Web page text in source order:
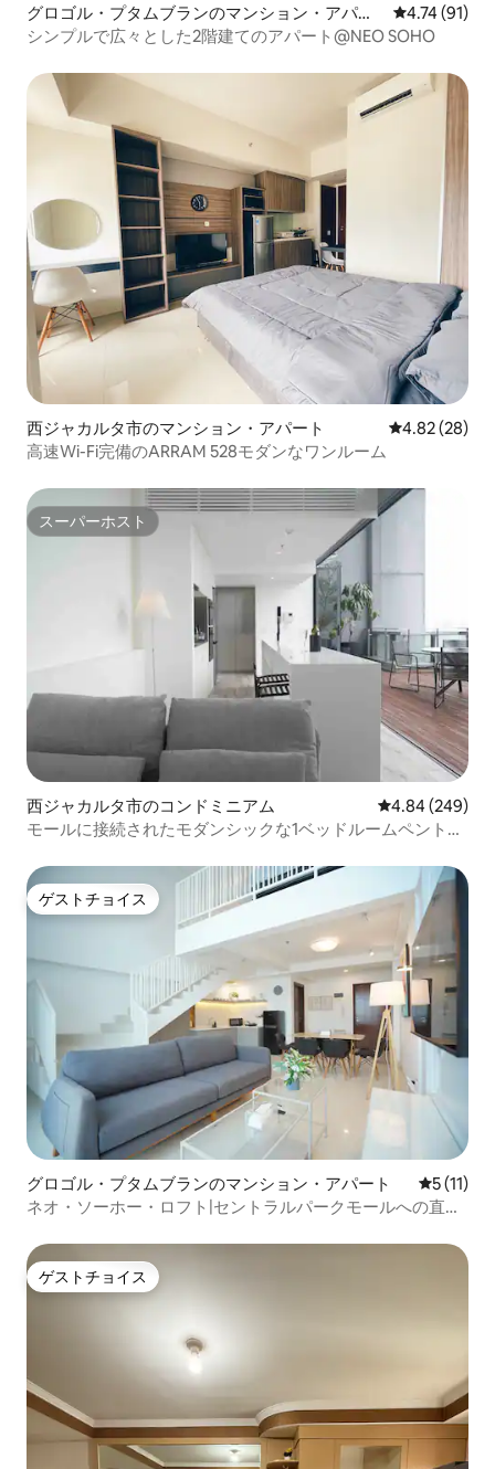
グロゴル・プタムブランのマンション・アパー
ト
レビュー91
4.74 (91)
シンプルで広々とした2階建てのアパート@NEO SOHO
西ジャカルタ市のマンション・アパート レビュー28
4.82 (28)
高速Wi-Fi完備のARRAM 528モダンなワンルーム
スーパーホスト
スーパーホスト
西ジャカルタ市のコンドミニアム レビュー249
4.84 (249)
モールに接続されたモダンシックな1ベッドルームペントハ
ゲストチョイス
ゲストチョイス
グロゴル・プタムブランのマンション・アパート レビュー
5 (11)
ネオ・ソーホー・ロフト|セントラルパークモールへの直通
ゲストチョイス
ゲストチョイス